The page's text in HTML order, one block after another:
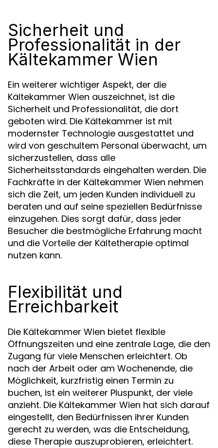
Sicherheit und
Professionalität in der
Kältekammer Wien
Ein weiterer wichtiger Aspekt, der die
Kältekammer Wien auszeichnet, ist die
Sicherheit und Professionalität, die dort
geboten wird. Die Kältekammer ist mit
modernster Technologie ausgestattet und
wird von geschultem Personal überwacht, um
sicherzustellen, dass alle
Sicherheitsstandards eingehalten werden. Die
Fachkräfte in der Kältekammer Wien nehmen
sich die Zeit, um jeden Kunden individuell zu
beraten und auf seine speziellen Bedürfnisse
einzugehen. Dies sorgt dafür, dass jeder
Besucher die bestmögliche Erfahrung macht
und die Vorteile der Kältetherapie optimal
nutzen kann.
Flexibilität und
Erreichbarkeit
Die Kältekammer Wien bietet flexible
Öffnungszeiten und eine zentrale Lage, die den
Zugang für viele Menschen erleichtert. Ob
nach der Arbeit oder am Wochenende, die
Möglichkeit, kurzfristig einen Termin zu
buchen, ist ein weiterer Pluspunkt, der viele
anzieht. Die Kältekammer Wien hat sich darauf
eingestellt, den Bedürfnissen ihrer Kunden
gerecht zu werden, was die Entscheidung,
diese Therapie auszuprobieren, erleichtert.